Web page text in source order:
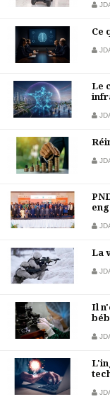
Ce
Le
La
Il